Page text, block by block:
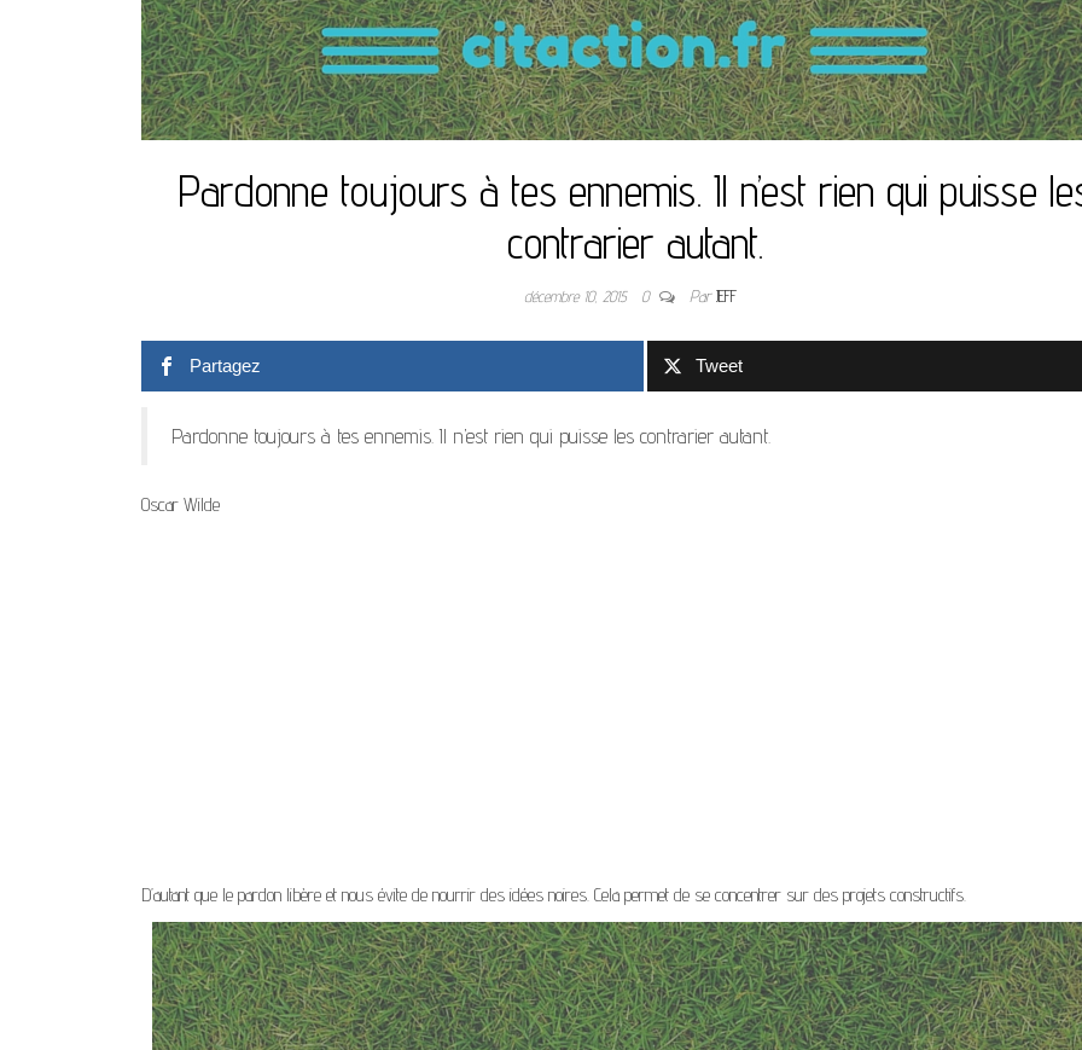
Pardonne toujours à tes ennemis. Il n’est rien qui puisse
contrarier autant.
décembre 10, 2015 0 ParJEFF
Partagez Tweet
Pardonne toujours à tes ennemis. Il n’est rien qui puisse les contrarier autant.
Oscar Wilde
D’autant que le pardon libère et nous évite de nourrir des idées noires. Cela permet de se concentrer sur des projets constructifs.